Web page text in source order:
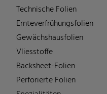
Technische Folien
Ernteverfrühungsfolien
Gewächshausfolien
Vliesstoffe
Backsheet-Folien
Perforierte Folien